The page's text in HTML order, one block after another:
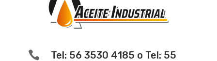

Tel: 56 3530 4185 o Tel: 55